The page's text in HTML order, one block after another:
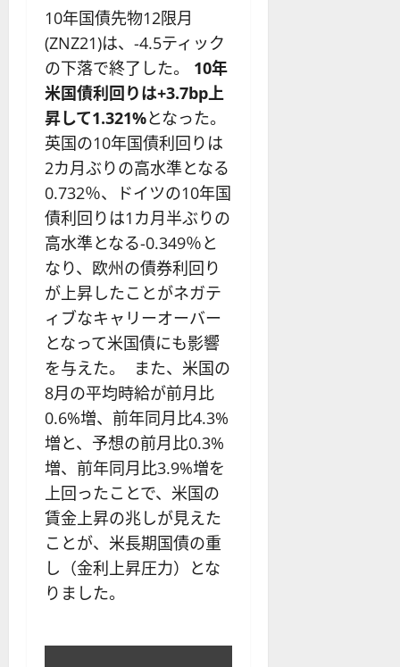
10年国債先物12限月
(ZNZ21)は、-4.5ティック
の下落で終了した。 10年
米国債利回りは+3.7bp上
昇して1.321%となった。
英国の10年国債利回りは
2カ月ぶりの高水準となる
0.732％、ドイツの10年国
債利回りは1カ月半ぶりの
高水準となる-0.349％と
なり、欧州の債券利回り
が上昇したことがネガテ
ィブなキャリーオーバー
となって米国債にも影響
を与えた。 また、米国の
8月の平均時給が前月比
0.6%増、前年同月比4.3%
増と、予想の前月比0.3%
増、前年同月比3.9%増を
上回ったことで、米国の
賃金上昇の兆しが見えた
ことが、米長期国債の重
し（金利上昇圧力）とな
りました。